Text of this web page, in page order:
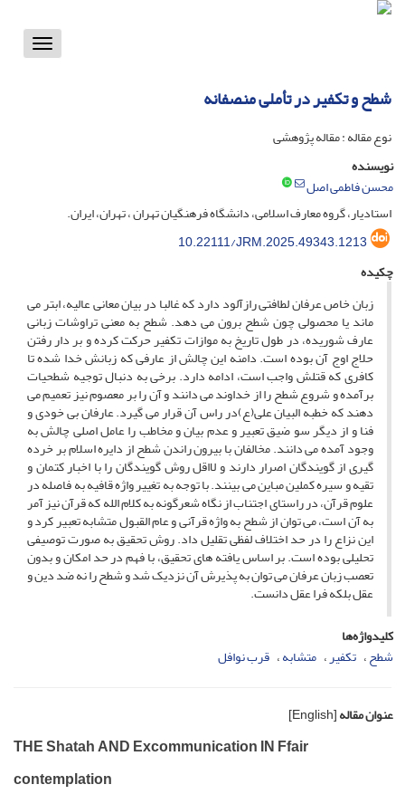
Toggle
شطح و تکفیر در تأملی منصفانه
نوع مقاله : مقاله پژوهشی
نویسنده
محسن فاطمی اصل
استادیار، گروه معارف اسلامی، دانشگاه فرهنگیان تهران ، تهران، ایران.
10.22111/JRM.2025.49343.1213
چکیده
زبان خاص عرفان لطافتی رازآلود دارد که غالبا در بیان معانی عالیه، ابتر می
ماند یا محصولی چون شطح برون می دهد. شطح به معنی تراوشات زبانی
عارف شوریده، در طول تاریخ به موازات تکفیر حرکت کرده و بر دار رفتن
حلاج اوج آن بوده است. دامنه این چالش از عارفی که زبانش خدا شده تا
کافری که قتلش واجب است، ادامه دارد. برخی به دنبال توجیه شطحیات
برآمده و شروع شطح را از خداوند می دانند و آن را بر معصوم نیز تعمیم می
دهند که خطبه البیان علی(ع)در راس آن قرار می گیرد. عارفان بی خودی و
فنا و از دیگر سو ضیق تعبیر و عدم بیان و مخاطب را عامل اصلی چالش به
وجود آمده می دانند. مخالفان با بیرون راندن شطح از دایره اسلام بر خرده
گیری از گویندگان اصرار دارند و لااقل روش گویندگان را با اخبار کتمان و
تقیه و سیره کملین مباین می بینند. با توجه به تغییر واژه قافیه به فاصله در
علوم قرآن، در راستای اجتناب از نگاه شعرگونه به کلام الله که قرآن نیز آمر
به آن است، می توان از شطح به واژه قرآنی و عام القبول متشابه تعبیر کرد و
این نزاع را در حد اختلاف لفظی تقلیل داد. روش تحقیق به صورت توصیفی
تحلیلی بوده است. بر اساس یافته های تحقیق، با فهم در حد امکان و بدون
تعصب زبان عرفان می توان به پذیرش آن نزدیک شد و شطح را نه ضد دین و
عقل بلکه فرا عقل دانست.
کلیدواژه‌ها
شطح تکفیر متشابه قرب نوافل
عنوان مقاله[English]
THE Shatah AND Excommunication IN Ffair
contemplation